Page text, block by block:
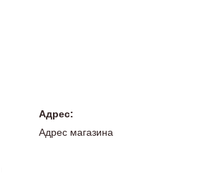
Адрес:
Адрес магазина